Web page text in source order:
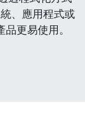
、應用程式或
更易使用。